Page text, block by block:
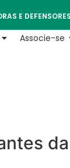
E
Associe-se
da